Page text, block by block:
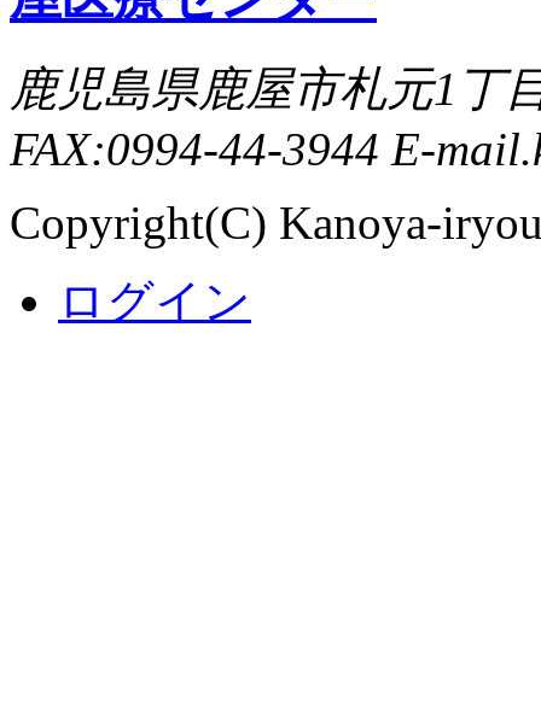
鹿児島県鹿屋市札元1丁
FAX:0994-44-3944 E-
Copyright(C) Kanoya-
ログイン